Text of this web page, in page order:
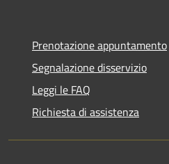
Prenotazione appuntamento
Segnalazione disservizio
Leggi le FAQ
Richiesta di assistenza